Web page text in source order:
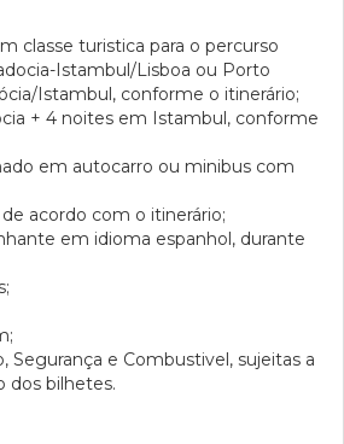
classe turistica para o percurso
Istambul/Lisboa ou Porto
Istambul, conforme o itinerário;
+ 4 noites em Istambul, conforme
em autocarro ou minibus com
acordo com o itinerário;
em idioma espanhol, durante
Segurança e Combustivel, sujeitas a
dos bilhetes.